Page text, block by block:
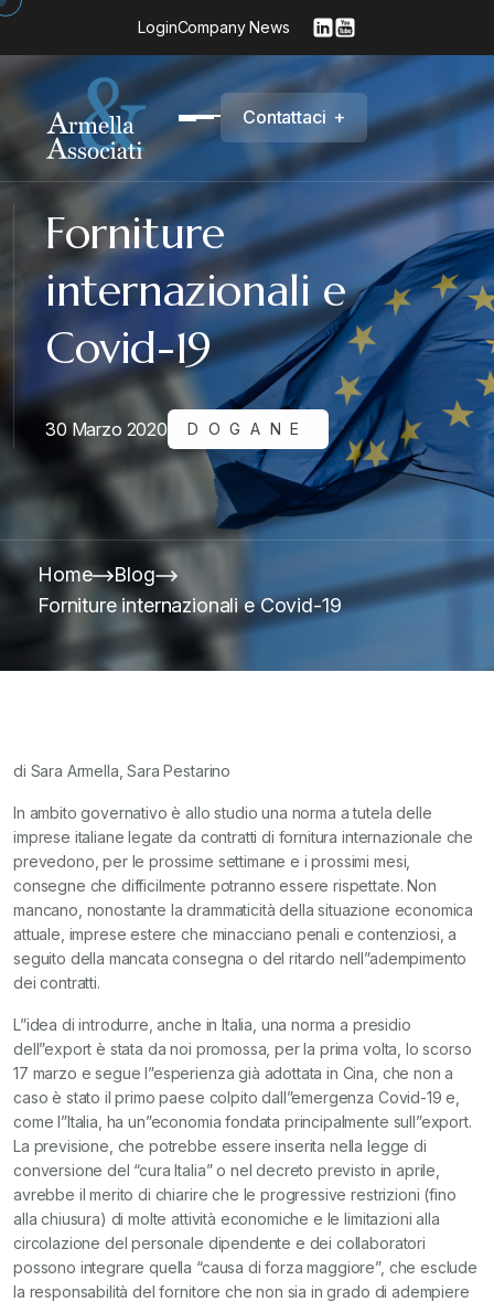
LoginCompany News
Contattaci +
Forniture
internazionali e
Covid-19
30 Marzo 2020 DOGANE
Home
Blog
Forniture internazionali e Covid-19
di Sara Armella, Sara Pestarino
In ambito governativo è allo studio una norma a tutela delle
imprese italiane legate da contratti di fornitura internazionale che
prevedono, per le prossime settimane e i prossimi mesi,
consegne che difficilmente potranno essere rispettate. Non
mancano, nonostante la drammaticità della situazione economica
attuale, imprese estere che minacciano penali e contenziosi, a
seguito della mancata consegna o del ritardo nell”adempimento
dei contratti.
L”idea di introdurre, anche in Italia, una norma a presidio
dell”export è stata da noi promossa, per la prima volta, lo scorso
17 marzo e segue l”esperienza già adottata in Cina, che non a
caso è stato il primo paese colpito dall”emergenza Covid-19 e,
come l”Italia, ha un”economia fondata principalmente sull”export.
La previsione, che potrebbe essere inserita nella legge di
conversione del “cura Italia” o nel decreto previsto in aprile,
avrebbe il merito di chiarire che le progressive restrizioni (fino
alla chiusura) di molte attività economiche e le limitazioni alla
circolazione del personale dipendente e dei collaboratori
possono integrare quella “causa di forza maggiore”, che esclude
la responsabilità del fornitore che non sia in grado di adempiere